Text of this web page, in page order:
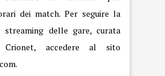
dei match. Per seguire la
streaming delle gare, curata
accedere al sito
.